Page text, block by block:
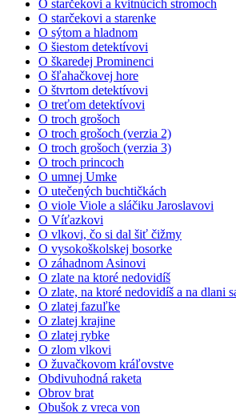
O starčekovi a kvitnúcich stromoch
O starčekovi a starenke
O sýtom a hladnom
O šiestom detektívovi
O škaredej Prominenci
O šľahačkovej hore
O štvrtom detektívovi
O treťom detektívovi
O troch grošoch
O troch grošoch (verzia 2)
O troch grošoch (verzia 3)
O troch princoch
O umnej Umke
O utečených buchtičkách
O viole Viole a sláčiku Jaroslavovi
O Víťazkovi
O vlkovi, čo si dal šiť čižmy
O vysokoškolskej bosorke
O záhadnom Asinovi
O zlate na ktoré nedovidíš
O zlate, na ktoré nedovidíš a na dlani
O zlatej fazuľke
O zlatej krajine
O zlatej rybke
O zlom vlkovi
O žuvačkovom kráľovstve
Obdivuhodná raketa
Obrov brat
Obušok z vreca von